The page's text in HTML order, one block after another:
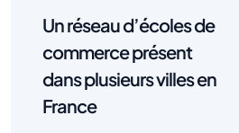
Un réseau d’écoles de
commerce présent
dans plusieurs villes en
France